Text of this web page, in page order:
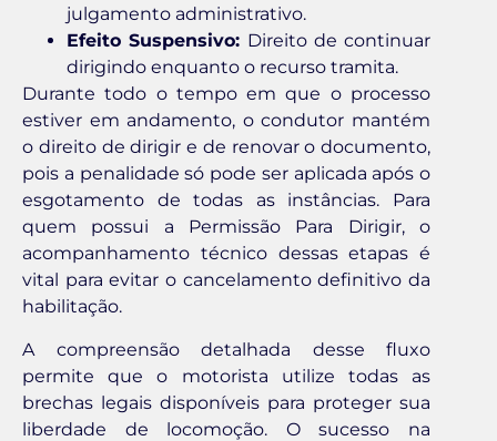
julgamento administrativo.
Efeito Suspensivo: Direito de continuar
dirigindo enquanto o recurso tramita.
Durante todo o tempo em que o processo
estiver em andamento, o condutor mantém
o direito de dirigir e de renovar o documento,
pois a penalidade só pode ser aplicada após o
esgotamento de todas as instâncias. Para
quem possui a Permissão Para Dirigir, o
acompanhamento técnico dessas etapas é
vital para evitar o cancelamento definitivo da
habilitação.
A compreensão detalhada desse fluxo
permite que o motorista utilize todas as
brechas legais disponíveis para proteger sua
liberdade de locomoção. O sucesso na